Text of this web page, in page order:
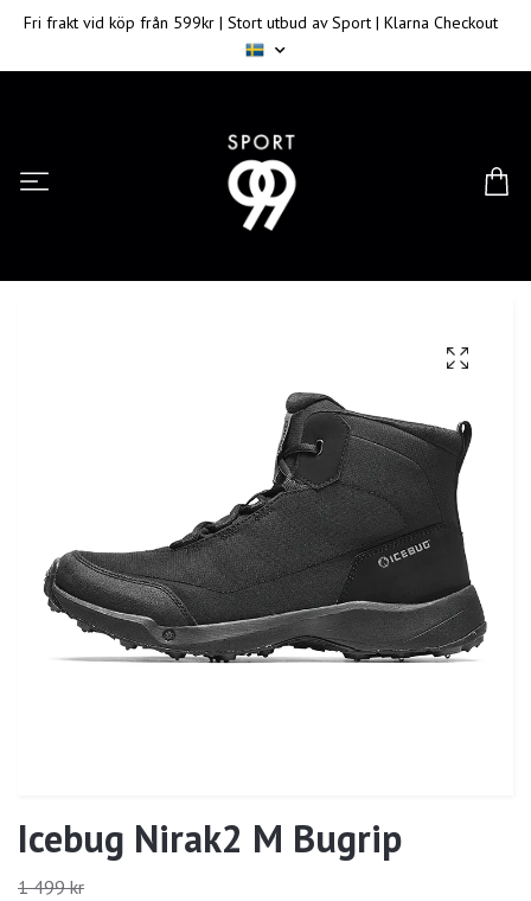
Fri frakt vid köp från 599kr | Stort utbud av Sport | Klarna Checkout
Icebug Nirak2 M Bugrip
1 499 kr